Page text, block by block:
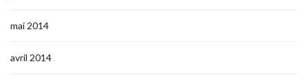
mai 2014
avril 2014